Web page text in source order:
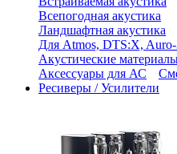
Всепогодная акустика
Ландшафтная акустика
Для Atmos, DTS:X,
Акустические
Аксессуары для АС
Ресиверы / Усилители